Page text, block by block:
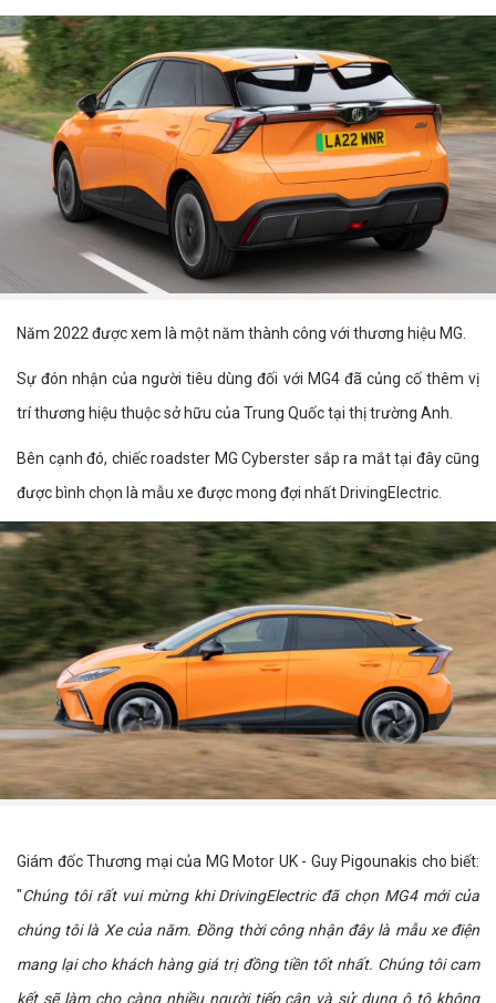
Năm 2022 được xem là một năm thành công với thương hiệu MG.
Sự đón nhận của người tiêu dùng đối với MG4 đã củng cố thêm vị
trí thương hiệu thuộc sở hữu của Trung Quốc tại thị trường Anh.
Bên cạnh đó, chiếc roadster MG Cyberster sắp ra mắt tại đây cũng
được bình chọn là mẫu xe được mong đợi nhất DrivingElectric.
Giám đốc Thương mại của MG Motor UK - Guy Pigounakis cho biết:
"Chúng tôi rất vui mừng khi DrivingElectric đã chọn MG4 mới của
chúng tôi là Xe của năm. Đồng thời công nhận đây là mẫu xe điện
mang lại cho khách hàng giá trị đồng tiền tốt nhất. Chúng tôi cam
kết sẽ làm cho càng nhiều người tiếp cận và sử dụng ô tô không